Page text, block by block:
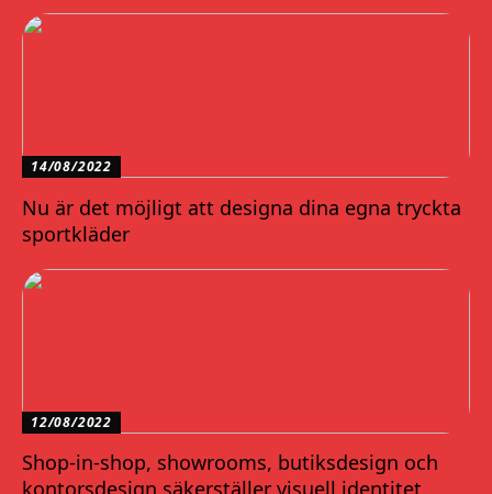
14/08/2022
Nu är det möjligt att designa dina egna tryckta
sportkläder
12/08/2022
Shop-in-shop, showrooms, butiksdesign och
kontorsdesign säkerställer visuell identitet